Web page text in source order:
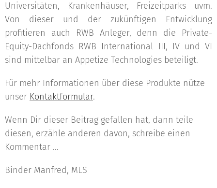
Universitäten, Krankenhäuser, Freizeitparks uvm.
Von dieser und der zukünftigen Entwicklung
profitieren auch RWB Anleger, denn die Private-
Equity-Dachfonds RWB International III, IV und VI
sind mittelbar an Appetize Technologies beteiligt.
Für mehr Informationen über diese Produkte nütze
unser Kontaktformular.
Wenn Dir dieser Beitrag gefallen hat, dann teile
diesen, erzähle anderen davon, schreibe einen
Kommentar ...
Binder Manfred, MLS